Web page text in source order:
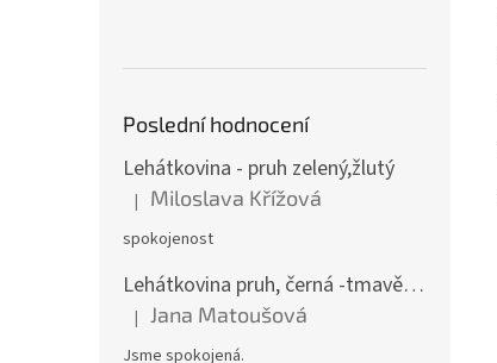
Poslední hodnocení
Lehátkovina - pruh zelený,žlutý
Hodnocení produktu je 5 z 5 hvězdiček.
| Miloslava Křížová
spokojenost
Lehátkovina pruh, černá -tmavě béžová šíře 45 cm
Hodnocení produktu je 5 z 5 hvězdiček.
| Jana Matoušová
Jsme spokojená.